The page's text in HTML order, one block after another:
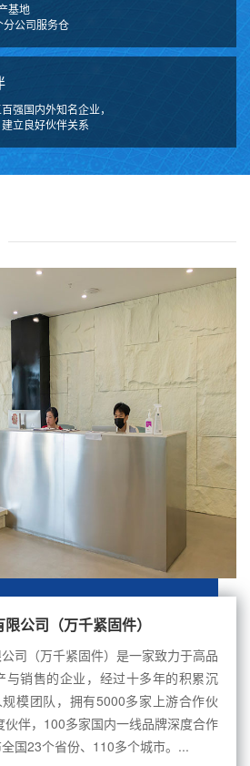
基地
公司服务仓
强国内外知名企业，
立良好伙伴关系
公司（万千紧固件）
司（万千紧固件）是一家致力于高品
与销售的企业，经过十多年的积累沉
模团队，拥有5000多家上游合作伙
伴，100多家国内一线品牌深度合作
国23个省份、110多个城市。...